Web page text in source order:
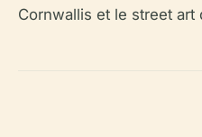
Cornwallis et le street art